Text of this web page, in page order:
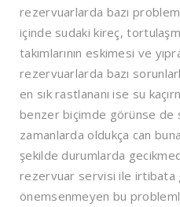
rezervuarlarda bazı
içinde sudaki kireç,
takımlarının eskimesi ve
rezervuarlarda bazı
en sık rastlananı ise su
benzer biçimde görünse de
zamanlarda oldukça can
şekilde durumlarda
rezervuar servisi ile irtibata
önemsenmeyen bu